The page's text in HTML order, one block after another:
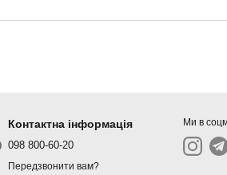
Контактна інформація
098 800-60-20
Передзвонити вам?
Ми в